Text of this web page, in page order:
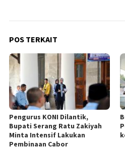
POS TERKAIT
Pengurus KONI Dilantik,
Bupati Serang Ratu Zakiyah
Minta Intensif Lakukan
Pembinaan Cabor